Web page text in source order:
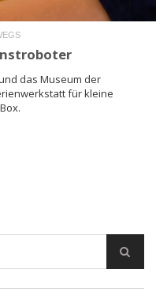
das Museum der
für kleine